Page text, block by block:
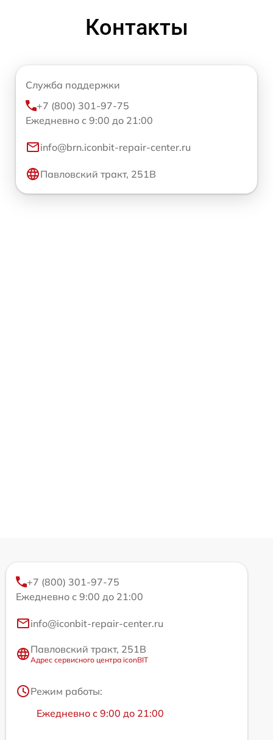
Контакты
Служба поддержки
+7 (800) 301-97-75
Ежедневно с 9:00 до 21:00
info@brn.iconbit-repair-center.ru
Павловский тракт, 251В
+7 (800) 301-97-75
Ежедневно с 9:00 до 21:00
info@iconbit-repair-center.ru
Павловский тракт, 251В
Адрес сервисного центра iconBIT
Режим работы:
Ежедневно с 9:00 до 21:00